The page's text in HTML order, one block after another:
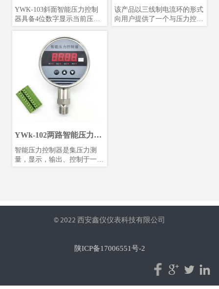
制器
YWK-103斜面智能压力控制
器具备4位数字显示当前压力
值，支持压力预设开关点和延
滞切换输出，控制范围广，控
制精度高。
该产品以三线制电流环的形式
向用户提供了一个与压力控制
点相应的电信号，用于驱动后
YWk-102两路智能压力控
制器
智能压力控制器是集压力测
量，显示，输出、控制于一体
的智能数显压力测控产品。该
微处理器运算处理，现场显
示，并输出一路模拟量和两路
活，操作简单，安全可靠。广
泛应用于水电，石油，化工，
© 2022 西安鑫仪仪表科技有限公司
陕ICP备17006551号-2
  